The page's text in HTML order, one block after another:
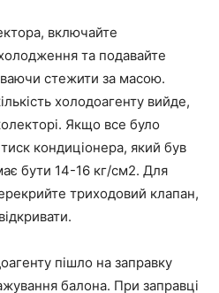
включайте
та подавайте
стежити за масою.
холодоагенту вийде,
Якщо все було
кондиціонера, який був
бути 14-16 кг/см2. Для
триходовий клапан,
пішло на заправку
балона. При заправці